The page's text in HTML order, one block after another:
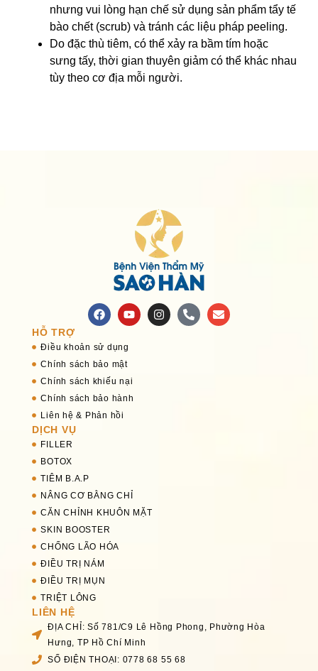
nhưng vui lòng hạn chế sử dụng sản phẩm tẩy tế
bào chết (scrub) và tránh các liệu pháp peeling.
Do đặc thù tiêm, có thể xảy ra bầm tím hoặc
sưng tấy, thời gian thuyên giảm có thể khác nhau
tùy theo cơ địa mỗi người.
HỖ TRỢ
Điều khoản sử dụng
Chính sách bảo mật
Chính sách khiếu nại
Chính sách bảo hành
Liên hệ & Phản hồi
DỊCH VỤ
FILLER
BOTOX
TIÊM B.A.P
NÂNG CƠ BẰNG CHỈ
CĂN CHỈNH KHUÔN MẶT
SKIN BOOSTER
CHỐNG LÃO HÓA
ĐIỀU TRỊ NÁM
ĐIỀU TRỊ MỤN
TRIỆT LÔNG
LIÊN HỆ
ĐỊA CHỈ: Số 781/C9 Lê Hồng Phong, Phường Hòa
Hưng, TP Hồ Chí Minh
SỐ ĐIỆN THOẠI: 0778 68 55 68